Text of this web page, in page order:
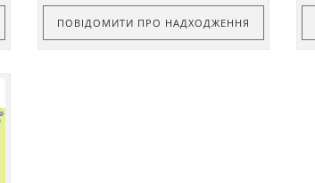
ПОВІДОМИТИ ПРО НАДХОДЖЕННЯ